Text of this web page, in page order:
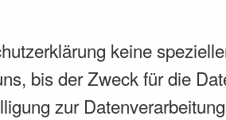
keine
bis der Zweck für die
zur